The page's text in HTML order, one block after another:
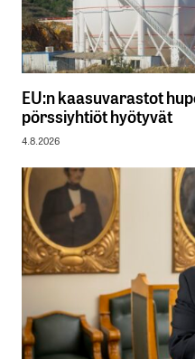
EU:n kaasuvarastot
pörssiyhtiöt hyötyvät
4.8.2026